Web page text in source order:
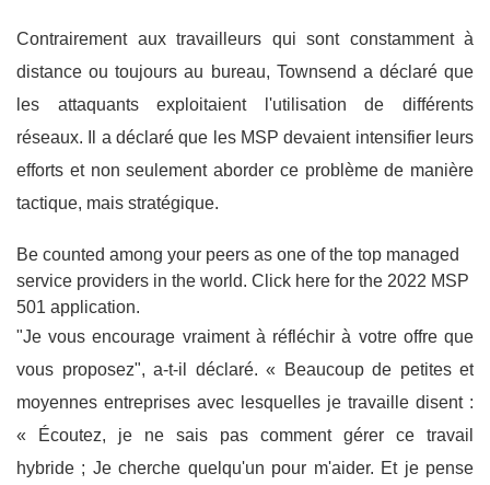
Contrairement aux travailleurs qui sont constamment à
distance ou toujours au bureau, Townsend a déclaré que
les attaquants exploitaient l'utilisation de différents
réseaux. Il a déclaré que les MSP devaient intensifier leurs
efforts et non seulement aborder ce problème de manière
tactique, mais stratégique.
Be counted among your peers as one of the top managed
service providers in the world. Click here for the 2022 MSP
501 application.
"Je vous encourage vraiment à réfléchir à votre offre que
vous proposez", a-t-il déclaré. « Beaucoup de petites et
moyennes entreprises avec lesquelles je travaille disent :
« Écoutez, je ne sais pas comment gérer ce travail
hybride ; Je cherche quelqu'un pour m'aider. Et je pense